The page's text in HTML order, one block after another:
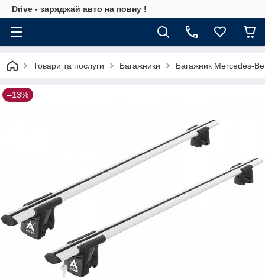
Drive - заряджай авто на повну !
Товари та послуги Багажники Багажник Mercedes-
–13%